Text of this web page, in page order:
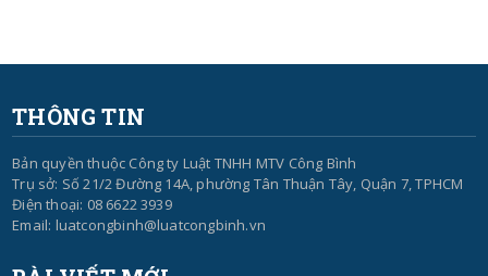
THÔNG TIN
Bản quyền thuộc Công ty Luật TNHH MTV Công Bình
Trụ sở: Số 21/2 Đường 14A, phường Tân Thuận Tây, Quận 7, TPHCM
Điện thoại: 08 6622 3939
Email: luatcongbinh@luatcongbinh.vn